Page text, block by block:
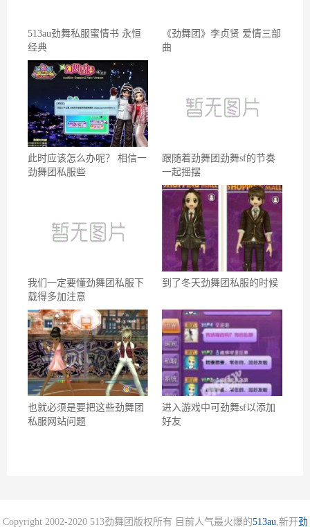
513au劲舞私服蜜情书 永恒
经典
《劲舞团》李贞贤 爱情三部
曲
此时应该怎么办呢？ 相信一
劲舞团私服些
跟随着劲舞团劲舞sf的节奏
一起摇摆
我们一定要懂劲舞团私服下
载得多加注意
到了冬天劲舞团私服的时候
也就必须是要把这些劲舞团
私服网站问题
进入游戏中可劲舞sf以添加
好友
Copyright 2002-2020 513劲舞团版权所有 目前人气最火爆的513au,新开劲